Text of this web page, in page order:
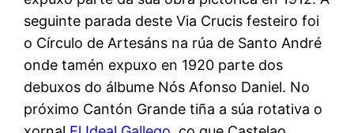
seguinte parada deste Via Crucis festeiro foi
o Círculo de Artesáns na rúa de Santo André
onde tamén expuxo en 1920 parte dos
debuxos do álbume Nós Afonso Daniel. No
próximo Cantón Grande tiña a súa rotativa o